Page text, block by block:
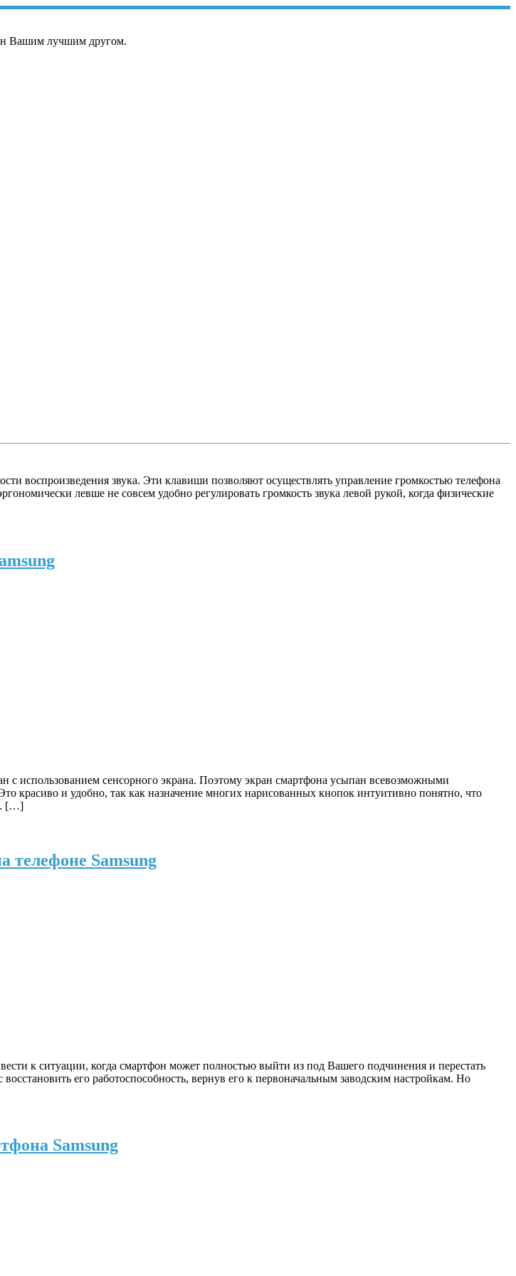
Вашим лучшим другом.
воспроизведения звука. Эти клавиши позволяют осуществлять управление громкостью телефона
левше не совсем удобно регулировать громкость звука левой рукой, когда физические
с использованием сенсорного экрана. Поэтому экран смартфона усыпан всевозможными
и удобно, так как назначение многих нарисованных кнопок интуитивно понятно, что
[…]
телефоне Samsung
к ситуации, когда смартфон может полностью выйти из под Вашего подчинения и перестать
его работоспособность, вернув его к первоначальным заводским настройкам. Но
Samsung